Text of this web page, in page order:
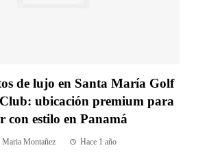
de lujo en Santa María Golf
ubicación premium para
con estilo en Panamá
Maria Montañez Hace 1 año